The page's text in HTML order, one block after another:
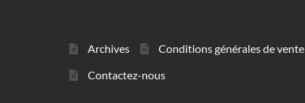
Archives Conditions générales de vente
Contactez-nous